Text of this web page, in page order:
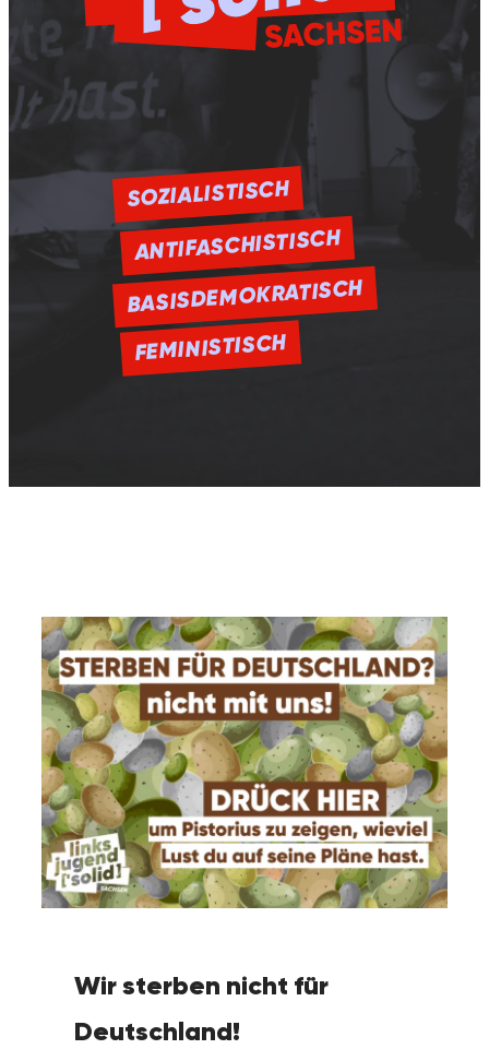
SOZIALISTISCH
ANTIFASCHISTISCH
BASISDEMOKRATISCH
FEMINISTISCH
Wir sterben nicht für
Deutschland!